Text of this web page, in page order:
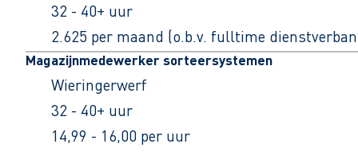
32 - 40+ uur
2.625 per maand (o.b.v. fulltime
Magazijnmedewerker sorteersystemen
Wieringerwerf
32 - 40+ uur
14,99 - 16,00 per uur